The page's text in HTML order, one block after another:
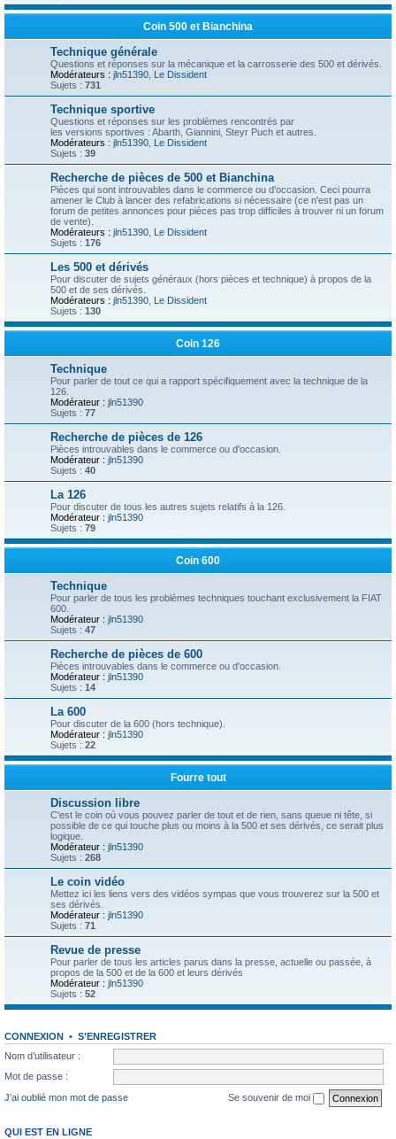
Coin 500 et Bianchina
Technique générale
Questions et réponses sur la mécanique et la carrosserie des 500 et dérivés.
Modérateurs : jln51390 Le Dissident
Sujets : 731
Technique sportive
Questions et réponses sur les problèmes rencontrés par
les versions sportives : Abarth, Giannini, Steyr Puch et autres.
Modérateurs : jln51390 Le Dissident
Sujets : 39
Recherche de pièces de 500 et Bianchina
Pièces qui sont introuvables dans le commerce ou d'occasion. Ceci pourra
amener le Club à lancer des refabrications si nécessaire (ce n'est pas un
forum de petites annonces pour pièces pas trop difficiles à trouver ni un forum
de vente).
Modérateurs : jln51390 Le Dissident
Sujets : 176
Les 500 et dérivés
Pour discuter de sujets généraux (hors pièces et technique) à propos de la
500 et de ses dérivés.
Modérateurs : jln51390 Le Dissident
Sujets : 130
Coin 126
Technique
Pour parler de tout ce qui a rapport spécifiquement avec la technique de la
126.
Modérateur : jln51390
Sujets : 77
Recherche de pièces de 126
Pièces introuvables dans le commerce ou d'occasion.
Modérateur : jln51390
Sujets : 40
La 126
Pour discuter de tous les autres sujets relatifs à la 126.
Modérateur : jln51390
Sujets : 79
Coin 600
Technique
Pour parler de tous les problèmes techniques touchant exclusivement la FIAT
600.
Modérateur : jln51390
Sujets : 47
Recherche de pièces de 600
Pièces introuvables dans le commerce ou d'occasion.
Modérateur : jln51390
Sujets : 14
La 600
Pour discuter de la 600 (hors technique).
Modérateur : jln51390
Sujets : 22
Fourre tout
Discussion libre
C'est le coin où vous pouvez parler de tout et de rien, sans queue ni tête, si
possible de ce qui touche plus ou moins à la 500 et ses dérivés, ce serait plus
logique.
Modérateur : jln51390
Sujets : 268
Le coin vidéo
Mettez ici les liens vers des vidéos sympas que vous trouverez sur la 500 et
ses dérivés.
Modérateur : jln51390
Sujets : 71
Revue de presse
Pour parler de tous les articles parus dans la presse, actuelle ou passée, à
propos de la 500 et de la 600 et leurs dérivés
Modérateur : jln51390
Sujets : 52
CONNEXION • S’ENREGISTRER
Nom d’utilisateur :
Mot de passe :
J’ai oublié mon mot de passe
Se souvenir de moi
QUI EST EN LIGNE